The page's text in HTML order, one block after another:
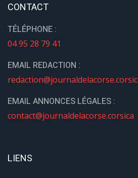
CONTACT
TÉLÉPHONE :
04 95 28 79 41
EMAIL REDACTION :
EMAIL ANNONCES LÉGALES :
contact@journaldelacorse.corsica
LIENS